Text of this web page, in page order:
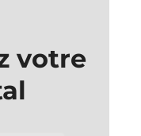
votre